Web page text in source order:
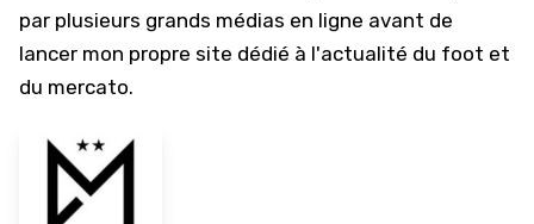
par plusieurs grands médias en ligne avant de
lancer mon propre site dédié à l'actualité du foot et
du mercato.